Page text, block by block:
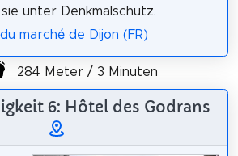
unter Denkmalschutz.
marché de Dijon (FR)
284 Meter / 3 Minuten
6: Hôtel des Godrans